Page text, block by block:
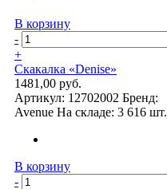
В корзину
-
+
Скакалка «Denise»
1481,00 руб.
Артикул: 12702002 Бренд:
Avenue На складе: 3 616 шт.
В корзину
-